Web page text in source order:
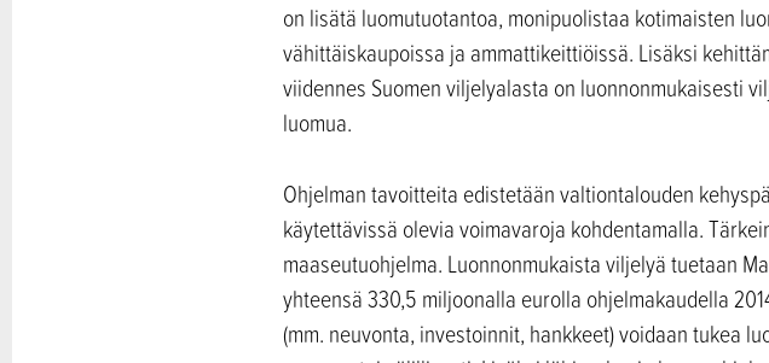
on lisätä luomutuotantoa, monipuolistaa kotimaisten
vähittäiskaupoissa ja ammattikeittiöissä. Lisäksi
viidennes Suomen viljelyalasta on luonnonmukaisesti
luomua.
Ohjelman tavoitteita edistetään valtiontalouden
käytettävissä olevia voimavaroja kohdentamalla.
maaseutuohjelma. Luonnonmukaista viljelyä tuetaan
yhteensä 330,5 miljoonalla eurolla ohjelmakaudella
(mm. neuvonta, investoinnit, hankkeet) voidaan tukea